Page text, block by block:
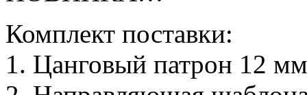
Комплект поставки:
1. Цанговый патрон 12 мм